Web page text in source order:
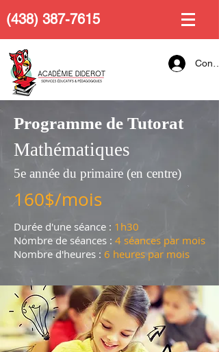
(438) 387-7615
Programme de Tutorat
Mathématiques
5e année du primaire (en centre)
160$/mois
Durée d'une séance : 1h30
Nombre de séances : 4 séances par mois
Nombre d'heures : 6 heures par mois